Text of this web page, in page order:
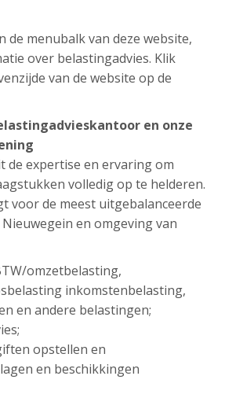
de menubalk van deze website,
over belastingadvies. Klik
van de website op de
en onze
de expertise en ervaring om
volledig op te helderen.
voor de meest uitgebalanceerde
en omgeving van
omzetbelasting,
inkomstenbelasting,
en andere belastingen;
opstellen en
en beschikkingen